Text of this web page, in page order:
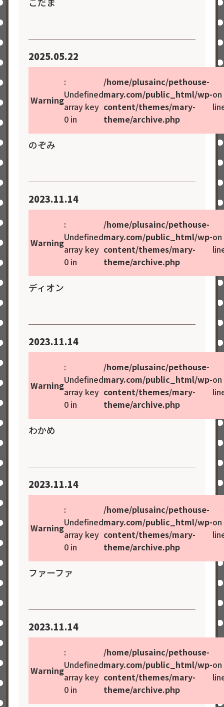
2025.05.22
Warning
:
Undefined
array key
0 in
/home/plusainc/pethouse-
mary.com/public_html/wp-
content/themes/mary-
theme/archive.php
on
のぞみ
2023.11.14
Warning
:
Undefined
array key
0 in
/home/plusainc/pethouse-
mary.com/public_html/wp-
content/themes/mary-
theme/archive.php
on
ディオン
2023.11.14
Warning
:
Undefined
array key
0 in
/home/plusainc/pethouse-
mary.com/public_html/wp-
content/themes/mary-
theme/archive.php
on
わかめ
2023.11.14
Warning
:
Undefined
array key
0 in
/home/plusainc/pethouse-
mary.com/public_html/wp-
content/themes/mary-
theme/archive.php
on
ファーファ
2023.11.14
Warning
:
Undefined
array key
0 in
/home/plusainc/pethouse-
mary.com/public_html/wp-
content/themes/mary-
theme/archive.php
on